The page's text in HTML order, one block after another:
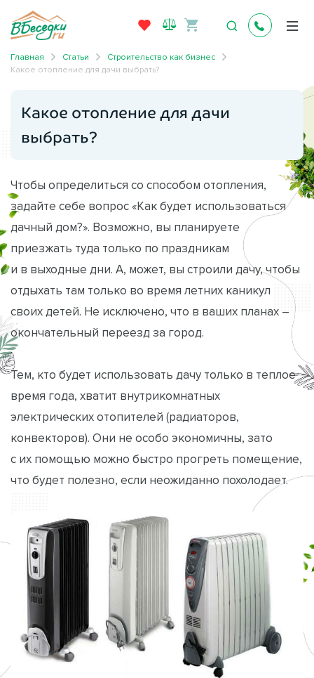
Главная Статьи
Строительство как бизнес
Какое отопление для дачи выбрать?
Какое отопление для дачи
выбрать?
Чтобы определиться со способом отопления,
задайте себе вопрос «Как будет использоваться
дачный дом?». Возможно, вы планируете
приезжать туда только по праздникам
и в выходные дни. А, может, вы строили дачу, чтобы
отдыхать там только во время летних каникул
своих детей. Не исключено, что в ваших планах –
окончательный переезд за город.
Тем, кто будет использовать дачу только в теплое
время года, хватит внутрикомнатных
электрических отопителей (радиаторов,
конвекторов). Они не особо экономичны, зато
с их помощью можно быстро прогреть помещение,
что будет полезно, если неожиданно похолодает.